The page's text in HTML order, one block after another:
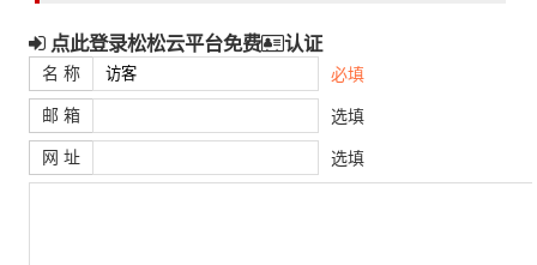
点此登录松松云平台免费 认证
名 称 必填
邮 箱 选填
网 址 选填